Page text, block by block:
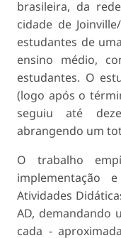
brasileira, da
cidade de
estudantes de
ensino médio,
estudantes. O
(logo após o
seguiu até
abrangendo um
O trabalho
implementação
Atividades
AD, demandando
cada -